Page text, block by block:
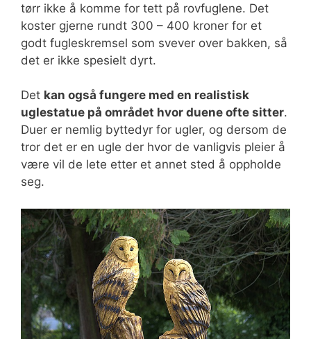
tørr ikke å komme for tett på rovfuglene. Det
koster gjerne rundt 300 – 400 kroner for et
godt fugleskremsel som svever over bakken, så
det er ikke spesielt dyrt.
Det kan også fungere med en realistisk
uglestatue på området hvor duene ofte sitter.
Duer er nemlig byttedyr for ugler, og dersom de
tror det er en ugle der hvor de vanligvis pleier å
være vil de lete etter et annet sted å oppholde
seg.